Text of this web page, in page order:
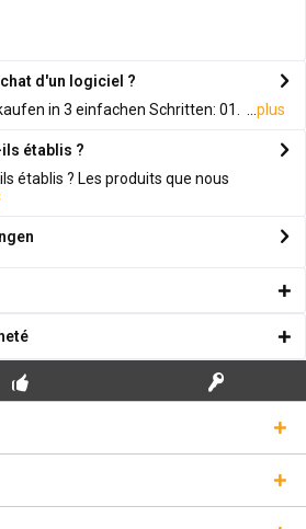
d'un logiciel ?
in 3 einfachen Schritten: 01. ... plus
établis ?
établis ? Les produits que nous